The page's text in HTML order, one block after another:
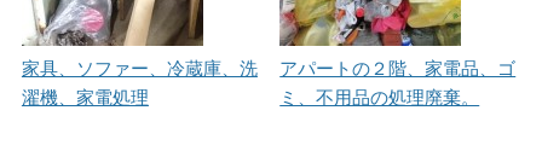
家具、ソファー、冷蔵庫、洗
濯機、家電処理
アパートの２階、家電品、ゴ
ミ、不用品の処理廃棄。